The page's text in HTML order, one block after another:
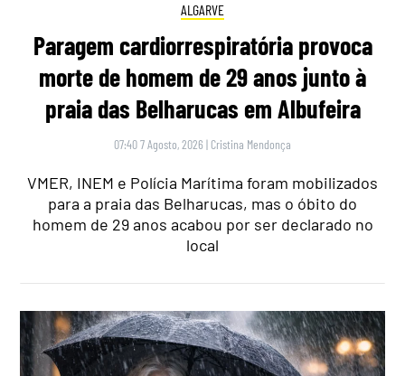
ALGARVE
Paragem cardiorrespiratória provoca
morte de homem de 29 anos junto à
praia das Belharucas em Albufeira
07:40 7 Agosto, 2026 | Cristina Mendonça
VMER, INEM e Polícia Marítima foram mobilizados
para a praia das Belharucas, mas o óbito do
homem de 29 anos acabou por ser declarado no
local